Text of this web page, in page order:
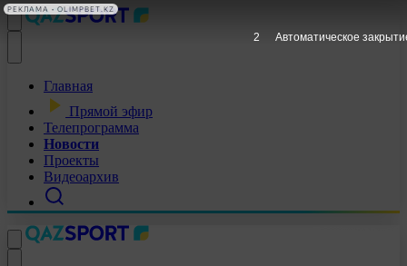
Главная
Прямой эфир
Телепрограмма
Новости
Проекты
Видеоархив
1 Автоматическое
РЕКЛАМА • OLIMPBET.KZ